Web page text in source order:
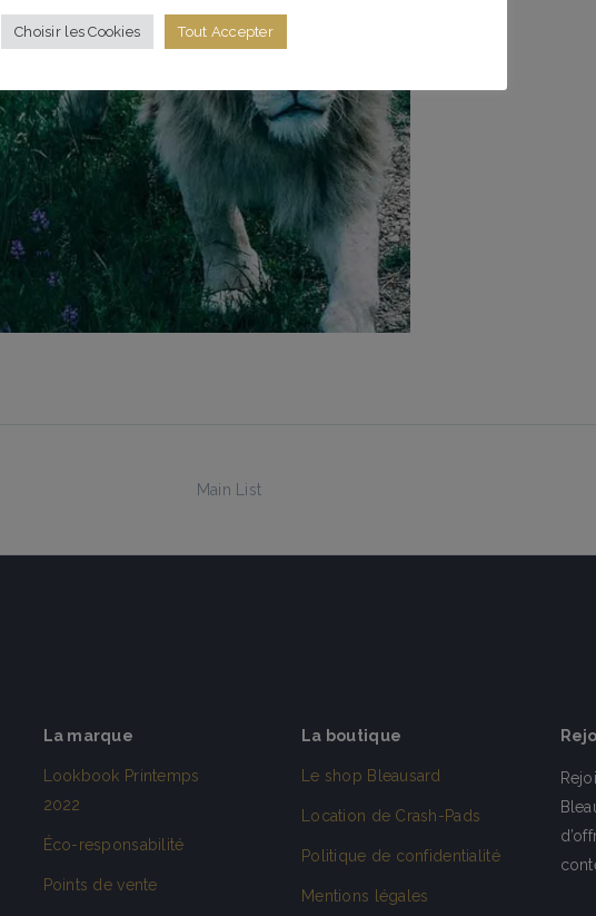
Main List
La marque
Lookbook Printemps
2022
Éco-responsabilité
Points de vente
La boutique
Le shop Bleausard
Location de Crash-Pads
Politique de confidentialité
Mentions légales
Choisir les Cookies Tout Accepter